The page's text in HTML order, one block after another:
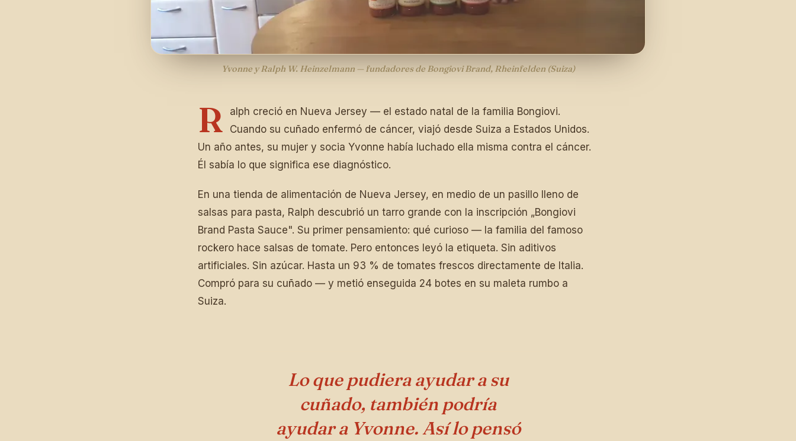
Yvonne y Ralph W. Heinzelmann — fundadores de Bongiovi Brand, Rheinfelden (Suiza)
R
alph creció en Nueva Jersey — el estado natal de la familia Bongiovi.
Cuando su cuñado enfermó de cáncer, viajó desde Suiza a Estados Unidos.
Un año antes, su mujer y socia Yvonne había luchado ella misma contra el cáncer.
Él sabía lo que significa ese diagnóstico.
En una tienda de alimentación de Nueva Jersey, en medio de un pasillo lleno de
salsas para pasta, Ralph descubrió un tarro grande con la inscripción „Bongiovi
Brand Pasta Sauce". Su primer pensamiento: qué curioso — la familia del famoso
rockero hace salsas de tomate. Pero entonces leyó la etiqueta. Sin aditivos
artificiales. Sin azúcar. Hasta un 93 % de tomates frescos directamente de Italia.
Compró para su cuñado — y metió enseguida 24 botes en su maleta rumbo a
Suiza.
Lo que pudiera ayudar a su
cuñado, también podría
ayudar a Yvonne. Así lo pensó